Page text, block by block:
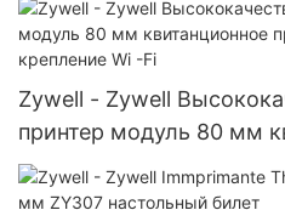
Zywell - Zywell
принтер модуль 80 мм
ZY905 настенный